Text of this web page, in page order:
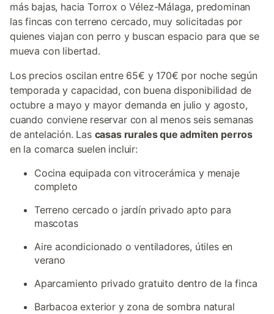
más bajas, hacia Torrox o Vélez-Málaga, predominan
las fincas con terreno cercado, muy solicitadas por
quienes viajan con perro y buscan espacio para que se
mueva con libertad.
Los precios oscilan entre 65€ y 170€ por noche según
temporada y capacidad, con buena disponibilidad de
octubre a mayo y mayor demanda en julio y agosto,
cuando conviene reservar con al menos seis semanas
de antelación. Las casas rurales que admiten perros
en la comarca suelen incluir:
Cocina equipada con vitrocerámica y menaje
completo
Terreno cercado o jardín privado apto para
mascotas
Aire acondicionado o ventiladores, útiles en
verano
Aparcamiento privado gratuito dentro de la finca
Barbacoa exterior y zona de sombra natural